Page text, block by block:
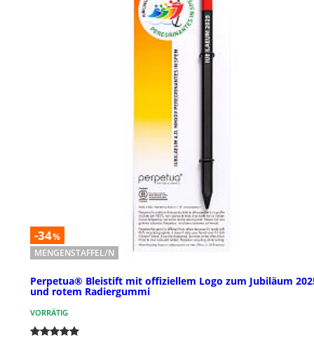
-34%
MENGENSTAFFEL/N
Perpetua® Bleistift mit offiziellem Logo zum Jubiläum
und rotem Radiergummi
VORRÄTIG